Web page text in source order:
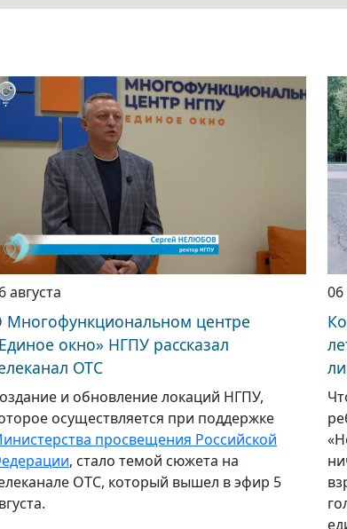
августа
Многофункциональном центре
окно» НГПУ рассказал
ОТС
и обновление локаций НГПУ,
осуществляется при поддержке
просвещения Российской
, стало темой сюжета на
ОТС, который вышел в эфир 5
06